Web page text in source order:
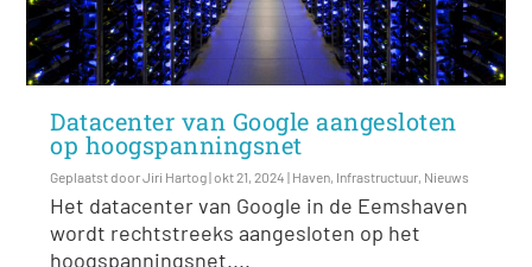
Datacenter van Google aangesloten
op hoogspanningsnet
Geplaatst doorJiri Hartog|okt 21, 2024 | Haven, Infrastructuur, Nieuws
Het datacenter van Google in de Eemshaven
wordt rechtstreeks aangesloten op het
hoogspanningsnet....